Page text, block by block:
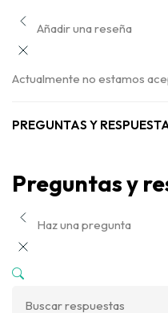
Añadir una reseña
Actualmente no estamos
PREGUNTAS Y
Preguntas y
Haz una pregunta